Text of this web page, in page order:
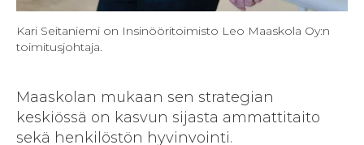
Kari Seitaniemi on Insinööritoimisto Leo Maaskola Oy:n
toimitusjohtaja.
Maaskolan mukaan sen strategian
keskiössä on kasvun sijasta ammattitaito
sekä henkilöstön hyvinvointi.